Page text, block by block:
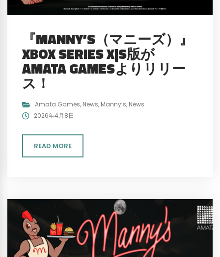
『MANNY’S（マニーズ）』
XBOX SERIES X|S版が
AMATA GAMESよりリリー
ス！
Amata Games, News, Manny’s, News
2026年4月8日
READ MORE